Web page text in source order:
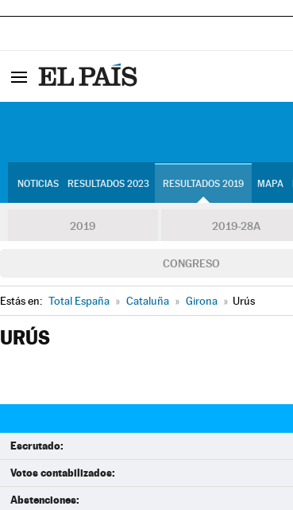
NOTICIAS RESULTADOS 2023 RESULTADOS 2019 MAPA
2019 2019-28A
CONGRESO
Estás en: Total España » Cataluña » Girona » Urús
URÚS
Escrutado:
Votos contabilizados:
Abstenciones: